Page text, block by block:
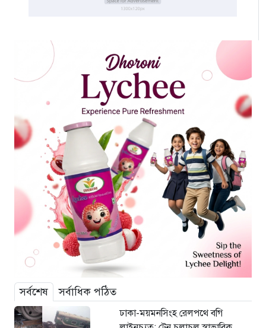
সর্বশেষ সর্বাধিক পঠিত
ঢাকা-ময়মনসিংহ রেলপথে বগি